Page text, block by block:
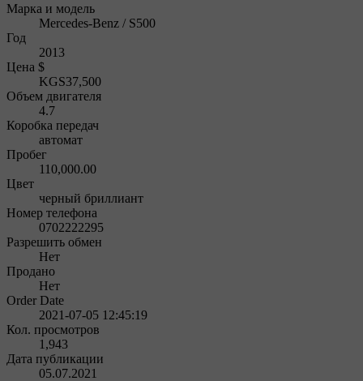
Марка и модель
Mercedes-Benz / S500
Год
2013
Цена $
KGS37,500
Объем двигателя
4.7
Коробка передач
автомат
Пробег
110,000.00
Цвет
черный бриллиант
Номер телефона
0702222295
Разрешить обмен
Нет
Продано
Нет
Order Date
2021-07-05 12:45:19
Кол. просмотров
1,943
Дата публикации
05.07.2021